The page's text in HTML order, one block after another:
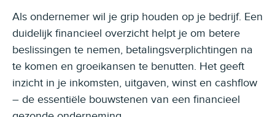
Als ondernemer wil je grip houden op je bedrijf. Een
duidelijk financieel overzicht helpt je om betere
beslissingen te nemen, betalingsverplichtingen na
te komen en groeikansen te benutten. Het geeft
inzicht in je inkomsten, uitgaven, winst en cashflow
– de essentiële bouwstenen van een financieel